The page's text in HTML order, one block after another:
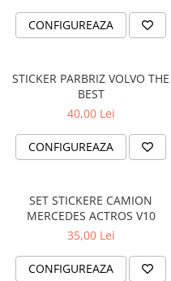
CAR AUDIO
DIVERSE
LOW STICKERS
PARASOLARE
PAUL WALKER STICKER
PENTRU FETE
SETURI STICKERE
STICKERE CAPAC REZERVOR
STICKERE CRĂCIUN
CONFIGUREAZA
STICKER PARBRIZ VOLVO THE
BEST
40,00 Lei
CONFIGUREAZA
SET STICKERE CAMION
MERCEDES ACTROS V10
35,00 Lei
CONFIGUREAZA